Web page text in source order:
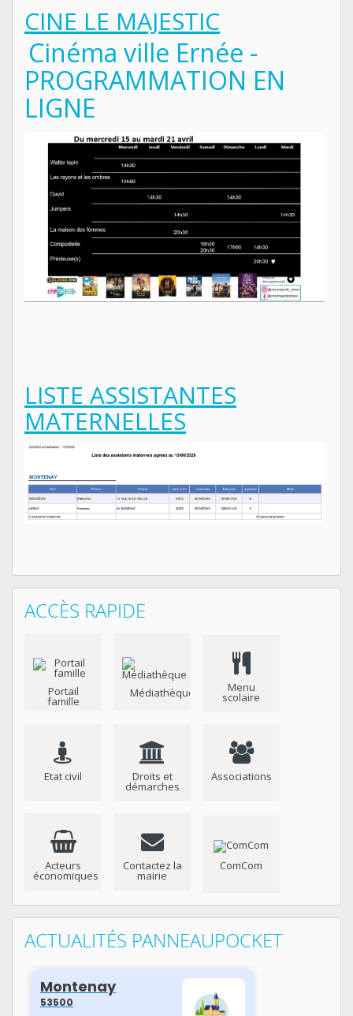
CINE LE MAJESTIC
Cinéma ville Ernée -
PROGRAMMATION EN
LIGNE
LISTE ASSISTANTES
MATERNELLES
ACCÈS RAPIDE
Portail
famille
Médiathèque Menu
scolaire
Etat civil Droits et
démarches
Associations
Acteurs
économiques
Contactez la
mairie
ComCom
ACTUALITÉS PANNEAUPOCKET